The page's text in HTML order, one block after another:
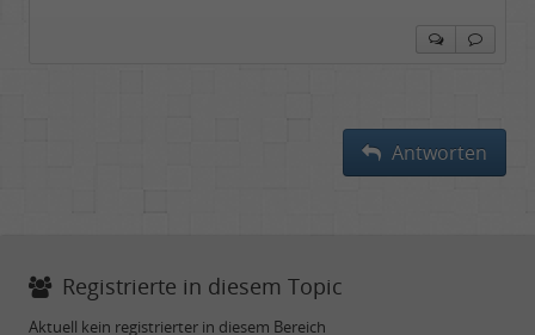
Antworten
Registrierte in diesem Topic
Aktuell kein registrierter in diesem Bereich